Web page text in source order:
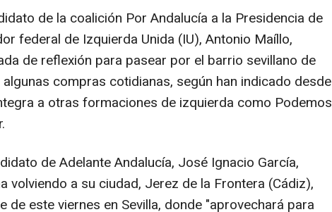
de la coalición Por Andalucía a la Presidencia de
federal de Izquierda Unida (IU), Antonio Maíllo,
de reflexión para pasear por el barrio sevillano de
compras cotidianas, según han indicado desde
a otras formaciones de izquierda como Podemos
de Adelante Andalucía, José Ignacio García,
volviendo a su ciudad, Jerez de la Frontera (Cádiz),
de este viernes en Sevilla, donde "aprovechará para